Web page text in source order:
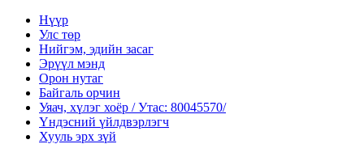
Нүүр
Улс төр
Нийгэм, эдийн засаг
Эрүүл мэнд
Орон нутаг
Байгаль орчин
Уяач, хүлэг хоёр / Утас: 80045570/
Үндэсний үйлдвэрлэгч
Хууль эрх зүй